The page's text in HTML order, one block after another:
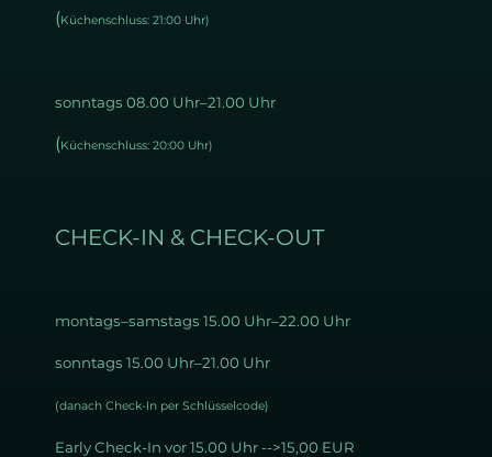
(Küchenschluss: 21:00 Uhr)
sonntags 08.00 Uhr–21.00 Uhr
(Küchenschluss: 20:00 Uhr)
CHECK-IN & CHECK-OUT
montags–samstags 15.00 Uhr–22.00 Uhr
sonntags 15.00 Uhr–21.00 Uhr
(danach Check-In per Schlüsselcode)
Early Check-In vor 15.00 Uhr -->15,00 EUR